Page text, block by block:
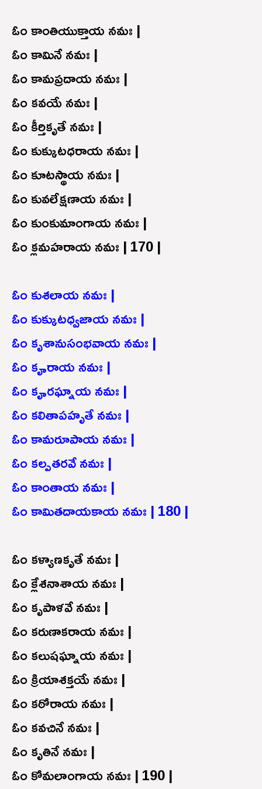
ఓం కాంతియుక్తాయ నమః |
ఓం కామినే నమః |
ఓం కామప్రదాయ నమః |
ఓం కవయే నమః |
ఓం కీర్తికృతే నమః |
ఓం కుక్కుటధరాయ నమః |
ఓం కూటస్థాయ నమః |
ఓం కువలేక్షణాయ నమః |
ఓం కుంకుమాంగాయ నమః |
ఓం క్లమహరాయ నమః | 170 |
ఓం కుశలాయ నమః |
ఓం కుక్కుటధ్వజాయ నమః |
ఓం కృశానుసంభవాయ నమః |
ఓం కౄరాయ నమః |
ఓం కౄరఘ్నాయ నమః |
ఓం కలితాపహృతే నమః |
ఓం కామరూపాయ నమః |
ఓం కల్పతరవే నమః |
ఓం కాంతాయ నమః |
ఓం కామితదాయకాయ నమః | 180 |
ఓం కళ్యాణకృతే నమః |
ఓం క్లేశనాశాయ నమః |
ఓం కృపాళవే నమః |
ఓం కరుణాకరాయ నమః |
ఓం కలుషఘ్నాయ నమః |
ఓం క్రియాశక్తయే నమః |
ఓం కఠోరాయ నమః |
ఓం కవచినే నమః |
ఓం కృతినే నమః |
ఓం కోమలాంగాయ నమః | 190 |